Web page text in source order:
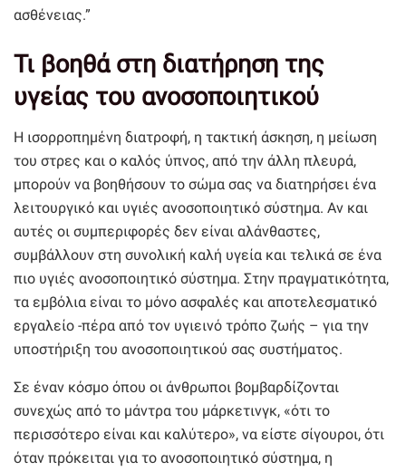
ασθένειας.”
Τι βοηθά στη διατήρηση της
υγείας του ανοσοποιητικού
Η ισορροπημένη διατροφή, η τακτική άσκηση, η μείωση
του στρες και ο καλός ύπνος, από την άλλη πλευρά,
μπορούν να βοηθήσουν το σώμα σας να διατηρήσει ένα
λειτουργικό και υγιές ανοσοποιητικό σύστημα. Αν και
αυτές οι συμπεριφορές δεν είναι αλάνθαστες,
συμβάλλουν στη συνολική καλή υγεία και τελικά σε ένα
πιο υγιές ανοσοποιητικό σύστημα. Στην πραγματικότητα,
τα εμβόλια είναι το μόνο ασφαλές και αποτελεσματικό
εργαλείο -πέρα από τον υγιεινό τρόπο ζωής – για την
υποστήριξη του ανοσοποιητικού σας συστήματος.
Σε έναν κόσμο όπου οι άνθρωποι βομβαρδίζονται
συνεχώς από το μάντρα του μάρκετινγκ, «ότι το
περισσότερο είναι και καλύτερο», να είστε σίγουροι, ότι
όταν πρόκειται για το ανοσοποιητικό σύστημα, η